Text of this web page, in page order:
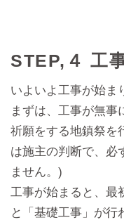
STEP,４ 工
いよいよ工事が始ま
まずは、工事が無事
祈願をする地鎮祭を
は施主の判断で、必
ません。)
工事が始まると、最
と「基礎工事」が行